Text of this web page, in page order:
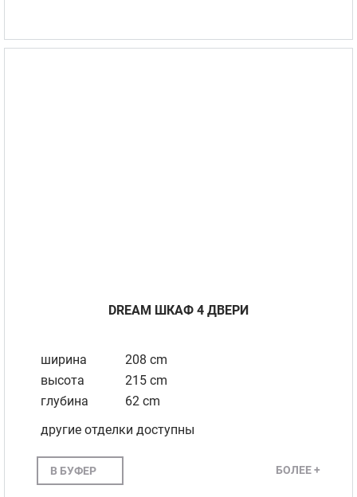
DREAM ШКАФ 4 ДВЕРИ
ширина
208 cm
высота
215 cm
глубина
62 cm
другие отделки доступны
В БУФЕР БОЛЕЕ +